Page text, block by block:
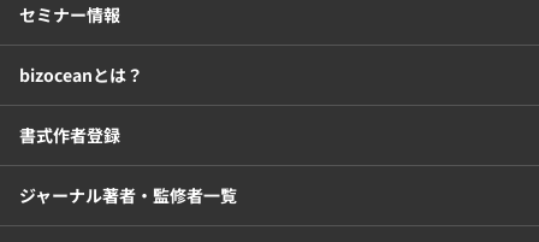
セミナー情報
bizoceanとは？
書式作者登録
ジャーナル著者・監修者一覧